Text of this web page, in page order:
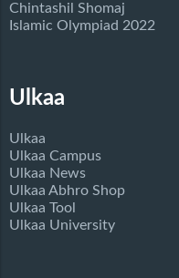
Chintashil Shomaj
Islamic Olympiad 2022
Ulkaa
Ulkaa
Ulkaa Campus
Ulkaa News
Ulkaa Abhro Shop
Ulkaa Tool
Ulkaa University